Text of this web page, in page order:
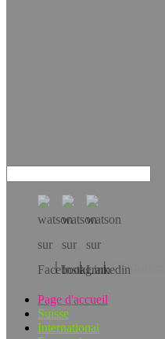
Téléchargez
Page d'accueil
Suisse
International